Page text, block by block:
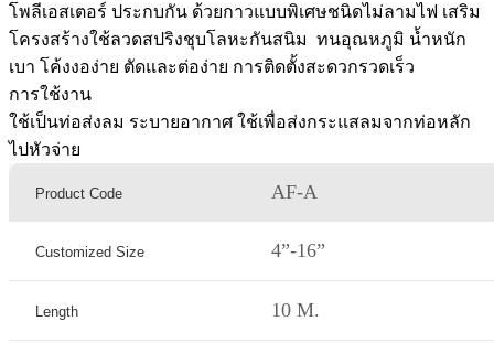
โพลีเอสเตอร์ ประกบกัน ด้วยกาวแบบพิเศษชนิดไม่ลามไฟ เสริม
โครงสร้างใช้ลวดสปริงชุบโลหะกันสนิม ทนอุณหภูมิ น้ำหนัก
เบา โค้งงอง่าย ตัดและต่อง่าย การติดตั้งสะดวกรวดเร็ว
การใช้งาน
ใช้เป็นท่อส่งลม ระบายอากาศ ใช้เพื่อส่งกระแสลมจากท่อหลัก
ไปหัวจ่าย
Product Code AF-A
Customized Size 4”-16”
Length 10 M.